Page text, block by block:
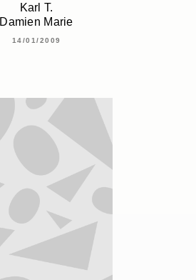
Karl T.
Damien Marie
14/01/2009